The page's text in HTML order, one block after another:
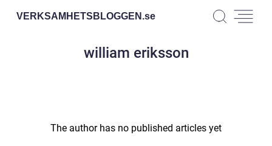
VERKSAMHETSBLOGGEN.se
william eriksson
The author has no published articles yet